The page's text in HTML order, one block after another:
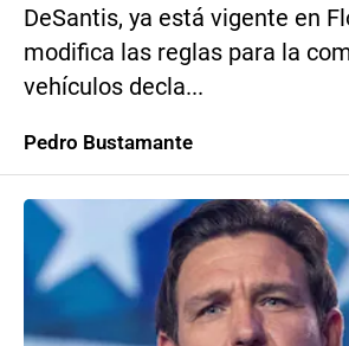
DeSantis, ya está vigente en
modifica las reglas para la
vehículos decla...
Pedro Bustamante